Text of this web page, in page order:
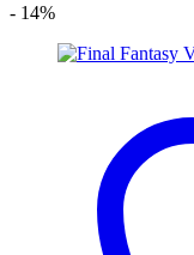
- 14%